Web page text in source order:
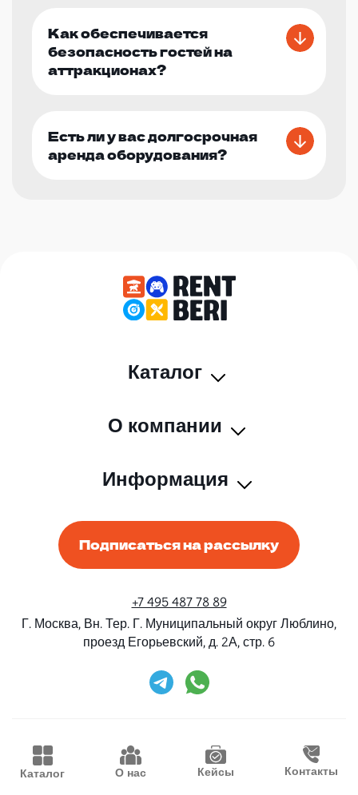
Каталог О нас Кейсы Контакты
Как обеспечивается
безопасность гостей на
аттракционах?
Есть ли у вас долгосрочная
аренда оборудования?
Каталог
О компании
Информация
Подписаться на рассылку
+7 495 487 78 89
Г. Москва, Вн. Тер. Г. Муниципальный округ Люблино,
проезд Егорьевский, д. 2А, стр. 6
Дизайн и разработка
Конструктивные решения
Продвижение
Waima